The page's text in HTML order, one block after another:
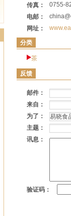
传真：
0755-
电邮：
网址：
分类
茶
反馈
邮件：
来自：
为了：
主题：
讯息：
验证码：